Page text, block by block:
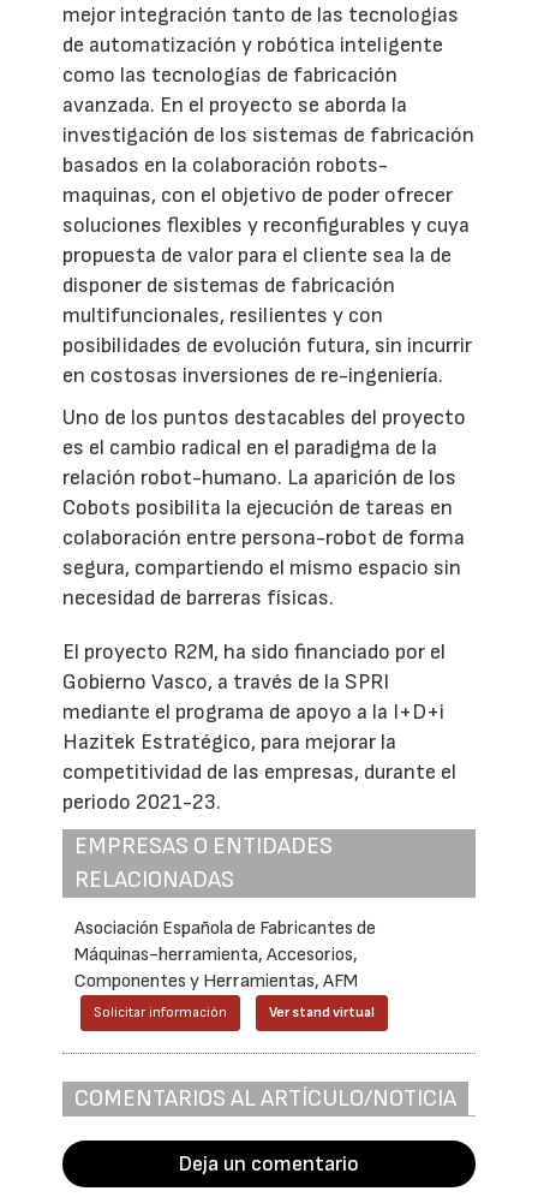
mejor integración tanto de las tecnologías
de automatización y robótica inteligente
como las tecnologías de fabricación
avanzada. En el proyecto se aborda la
investigación de los sistemas de fabricación
basados en la colaboración robots-
maquinas, con el objetivo de poder ofrecer
soluciones flexibles y reconfigurables y cuya
propuesta de valor para el cliente sea la de
disponer de sistemas de fabricación
multifuncionales, resilientes y con
posibilidades de evolución futura, sin incurrir
en costosas inversiones de re-ingeniería.
Uno de los puntos destacables del proyecto
es el cambio radical en el paradigma de la
relación robot-humano. La aparición de los
Cobots posibilita la ejecución de tareas en
colaboración entre persona-robot de forma
segura, compartiendo el mismo espacio sin
necesidad de barreras físicas.
El proyecto R2M, ha sido financiado por el
Gobierno Vasco, a través de la SPRI
mediante el programa de apoyo a la I+D+i
Hazitek Estratégico, para mejorar la
competitividad de las empresas, durante el
periodo 2021-23.
EMPRESAS O ENTIDADES
RELACIONADAS
Asociación Española de Fabricantes de
Máquinas-herramienta, Accesorios,
Componentes y Herramientas, AFM
Solicitar información Ver stand virtual
COMENTARIOS AL ARTÍCULO/NOTICIA
Deja un comentario